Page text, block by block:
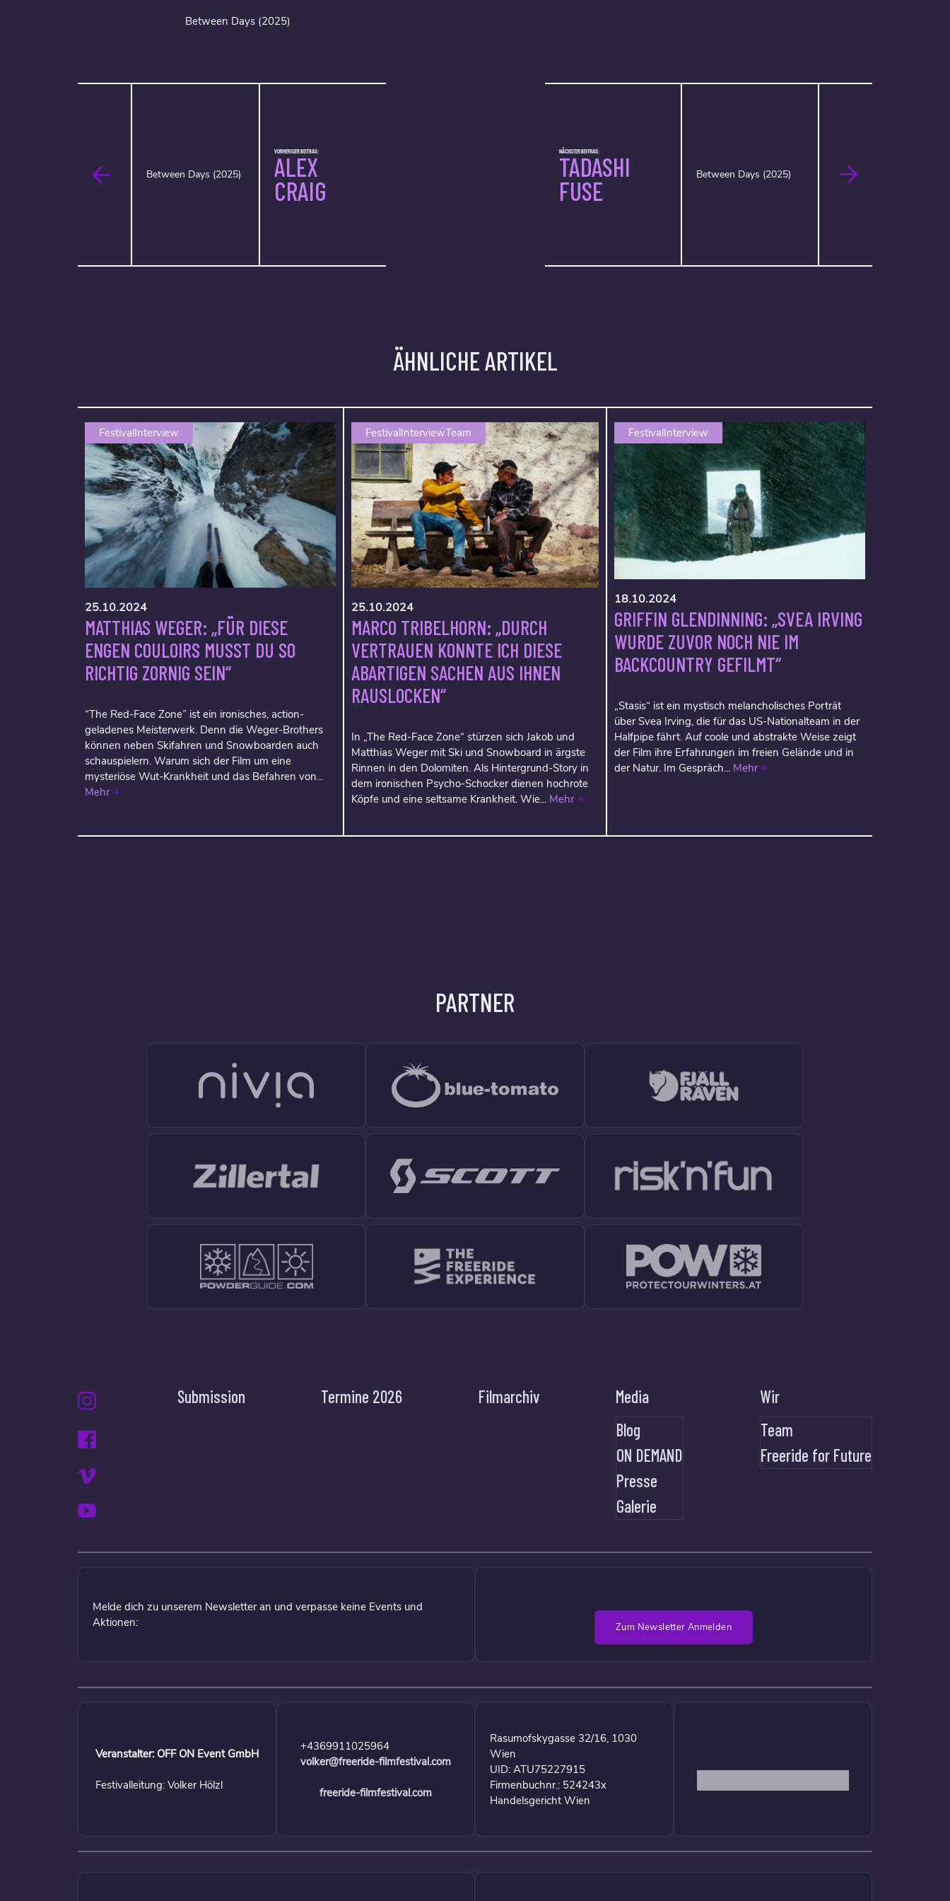
Between Days (2025)
NÄCHSTER BEITRAG:
TADASHI
FUSE
Between Days (2025)
Between Days (2025)
VORHERIGER BEITRAG:
ALEX
CRAIG
ÄHNLICHE ARTIKEL
FestivalInterview
25.10.2024
MATTHIAS WEGER: „FÜR DIESE
ENGEN COULOIRS MUSST DU SO
RICHTIG ZORNIG SEIN“
“The Red-Face Zone” ist ein ironisches, action-
geladenes Meisterwerk. Denn die Weger-Brothers
können neben Skifahren und Snowboarden auch
schauspielern. Warum sich der Film um eine
mysteriöse Wut-Krankheit und das Befahren von...
Mehr
FestivalInterviewTeam
25.10.2024
MARCO TRIBELHORN: „DURCH
VERTRAUEN KONNTE ICH DIESE
ABARTIGEN SACHEN AUS IHNEN
RAUSLOCKEN“
In „The Red-Face Zone“ stürzen sich Jakob und
Matthias Weger mit Ski und Snowboard in ärgste
Rinnen in den Dolomiten. Als Hintergrund-Story in
dem ironischen Psycho-Schocker dienen hochrote
Köpfe und eine seltsame Krankheit. Wie... Mehr
FestivalInterview
18.10.2024
GRIFFIN GLENDINNING: „SVEA IRVING
WURDE ZUVOR NOCH NIE IM
BACKCOUNTRY GEFILMT“
„Stasis“ ist ein mystisch melancholisches Porträt
über Svea Irving, die für das US-Nationalteam in der
Halfpipe fährt. Auf coole und abstrakte Weise zeigt
der Film ihre Erfahrungen im freien Gelände und in
der Natur. Im Gespräch... Mehr
PARTNER
Submission Termine 2026 Filmarchiv
Media
Blog
ON DEMAND
Presse
Galerie
Wir
Team
Freeride for Future
Melde dich zu unserem Newsletter an und verpasse keine Events und
Aktionen:
Zum Newsletter Anmelden
Veranstalter: OFF ON Event GmbH
Festivalleitung: Volker Hölzl
+4369911025964
volker@freeride-filmfestival.com
freeride-filmfestival.com
Rasumofskygasse 32/16, 1030
Wien
UID: ATU75227915
Firmenbuchnr.: 524243x
Handelsgericht Wien